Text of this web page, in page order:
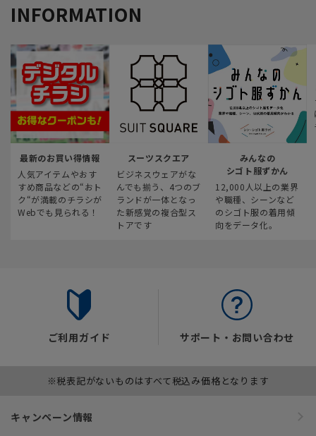
INFORMATION
最新のお買い得情報
人気アイテムやおす
すめ商品などの“おト
ク“が満載のチラシが
Webでも見られる！
スーツスクエア
ビジネスウェアがな
んでも揃う、4つのブ
ランドが一体となっ
た新感覚の複合型ス
トアです
みんなの
シゴト服ずかん
12,000人以上の業界
や職種、シーンなど
のシゴト服の着用傾
向をデータ化。
ご利用ガイド サポート・お問い合わせ
※税表記がないものはすべて税込み価格となります
キャンペーン情報